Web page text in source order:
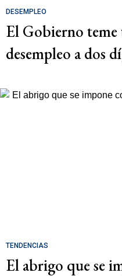
DESEMPLEO
El Gobierno teme
desempleo a dos
TENDENCIAS
El abrigo que se